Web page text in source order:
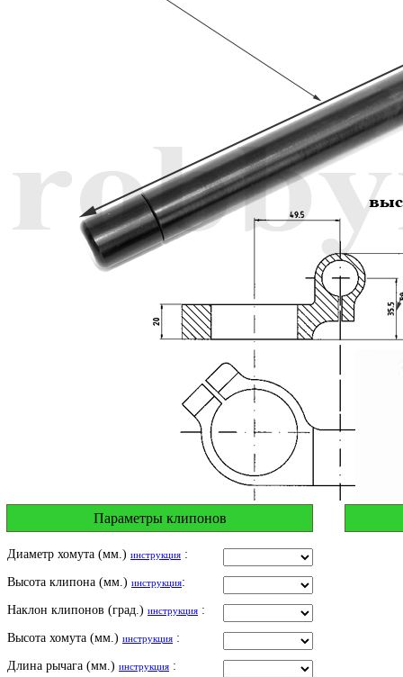
Параметры клипонов
Диаметр хомута (мм.) инструкция :
Высота клипона (мм.) инструкция:
Наклон клипонов (град.) инструкция :
Высота хомута (мм.) инструкция :
Длина рычага (мм.) инструкция :